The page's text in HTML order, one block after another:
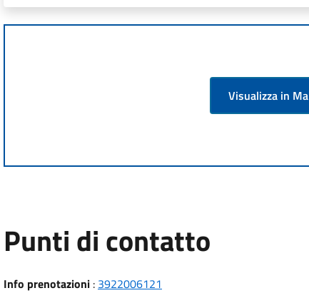
Visualizza in
Punti di contatto
Info prenotazioni: 3922006121